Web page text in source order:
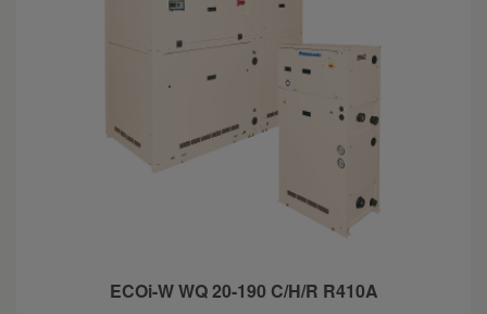
ECOi-W WQ 20-190 C/H/R R410A